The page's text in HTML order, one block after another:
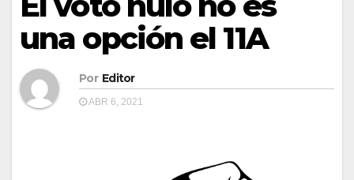
una opción el 11A
Por Editor
ABR 6, 2021